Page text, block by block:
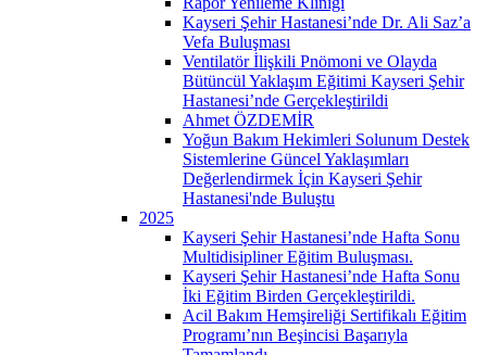
Kayseri Şehir Hastanesi’nde Dr. Ali Saz’a
Vefa Buluşması
Ventilatör İlişkili Pnömoni ve Olayda
Bütüncül Yaklaşım Eğitimi Kayseri Şehir
Hastanesi’nde Gerçekleştirildi
Ahmet ÖZDEMİR
Yoğun Bakım Hekimleri Solunum Destek
Sistemlerine Güncel Yaklaşımları
Değerlendirmek İçin Kayseri Şehir
Hastanesi'nde Buluştu
2025
Kayseri Şehir Hastanesi’nde Hafta Sonu
Multidisipliner Eğitim Buluşması.
Kayseri Şehir Hastanesi’nde Hafta Sonu
İki Eğitim Birden Gerçekleştirildi.
Acil Bakım Hemşireliği Sertifikalı Eğitim
Programı’nın Beşincisi Başarıyla